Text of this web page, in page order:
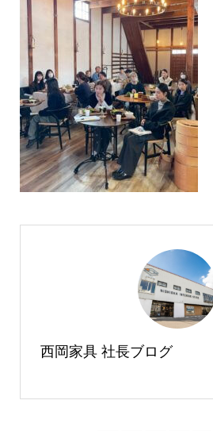
西岡家具 社長ブログ